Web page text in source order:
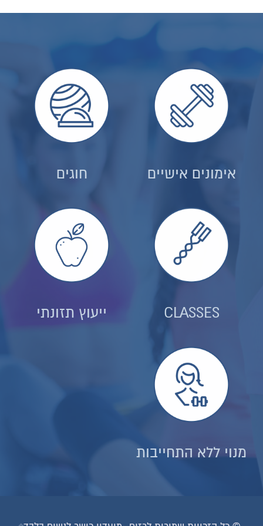
אימונים אישיים חוגים
CLASSES ייעוץ תזונתי
מנוי ללא התחייבות